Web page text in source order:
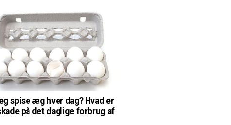
spise æg hver dag? Hvad er
på det daglige forbrug af